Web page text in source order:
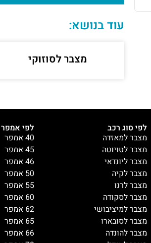
עוד בנושא:
מצבר לסוזוקי
לפי סוג רכב
מצבר למאזדה
מצבר לטויוטה
מצבר ליונדאי
מצבר לקיה
מצבר לרנו
מצבר לסקודה
מצבר למיציבושי
מצבר לסובארו
מצבר להונדה
לפי אמפר
40 אמפר
45 אמפר
46 אמפר
50 אמפר
55 אמפר
60 אמפר
62 אמפר
65 אמפר
66 אמפר